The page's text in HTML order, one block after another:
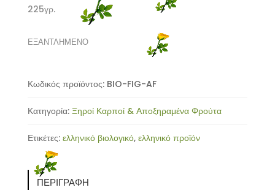
225γρ.
ΕΞΑΝΤΛΗΜΕΝΟ
Κωδικός προϊόντος: BIO-FIG-AF
Κατηγορία: Ξηροί Καρποί & Αποξηραμένα Φρούτα
Ετικέτες: ελληνικό βιολογικό, ελληνικό προϊόν
ΠΕΡΙΓΡΑΦΉ